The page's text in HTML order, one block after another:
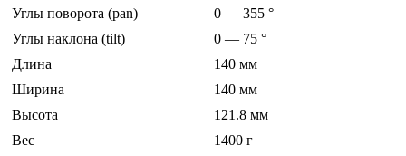
Углы поворота (pan)
0 — 355 °
Углы наклона (tilt)
0 — 75 °
Длина
140 мм
Ширина
140 мм
Высота
121.8 мм
Вес
1400 г